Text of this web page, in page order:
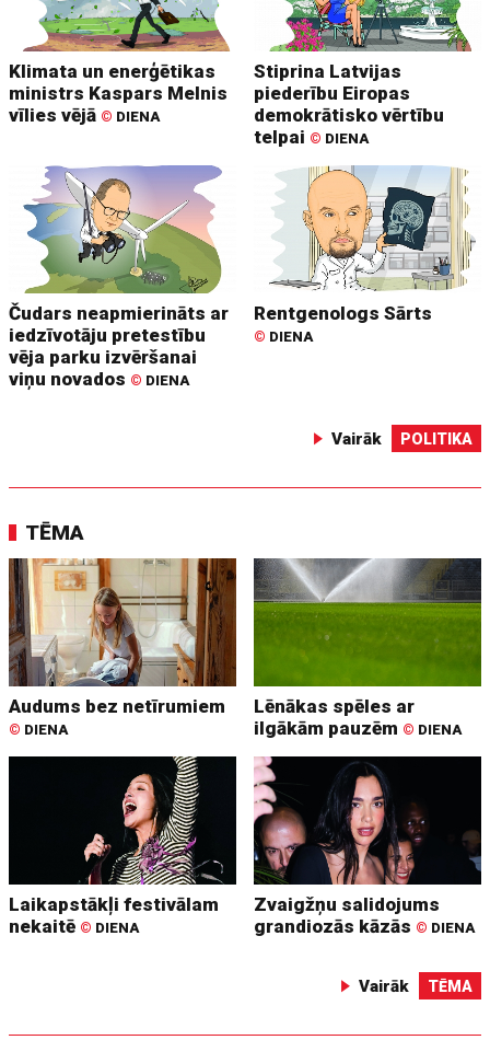
Klimata un enerģētikas
ministrs Kaspars Melnis
vīlies vējā © DIENA
Stiprina Latvijas
piederību Eiropas
demokrātisko vērtību
telpai © DIENA
Čudars neapmierināts ar
iedzīvotāju pretestību
vēja parku izvēršanai
viņu novados © DIENA
Rentgenologs Sārts
© DIENA
Vairāk POLITIKA
TĒMA
Audums bez netīrumiem
© DIENA
Lēnākas spēles ar
ilgākām pauzēm © DIENA
Laikapstākļi festivālam
nekaitē © DIENA
Zvaigžņu salidojums
grandiozās kāzās © DIENA
Vairāk TĒMA